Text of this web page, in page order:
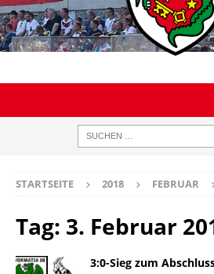
STARTSEITE 2018 FEBRUAR
Tag: 3. Februar
3:0-Sieg zum